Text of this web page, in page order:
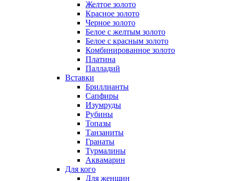
Желтое золото
Красное золото
Черное золото
Белое с желтым золото
Белое с красным золото
Комбинированное золото
Платина
Палладий
Вставки
Бриллианты
Сапфиры
Изумруды
Рубины
Топазы
Танзаниты
Гранаты
Турмалины
Аквамарин
Для кого
Для женщин